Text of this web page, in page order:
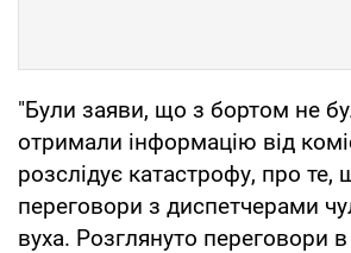
"Були заяви, що з бортом не
отримали інформацію від
розслідує катастрофу, про те,
переговори з диспетчерами
вуха. Розглянуто переговори в